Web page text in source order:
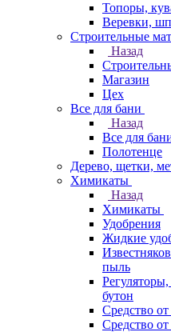
Топоры,
Веревки,
Строительные
Назад
Магазин
Цех
Все для бани
Назад
Все для
Полотенце
Дерево, щетки,
Химикаты
Назад
Химикаты
Удобрения
Жидкие
пыль
Регуляторы,
бутон
Средство
Средство